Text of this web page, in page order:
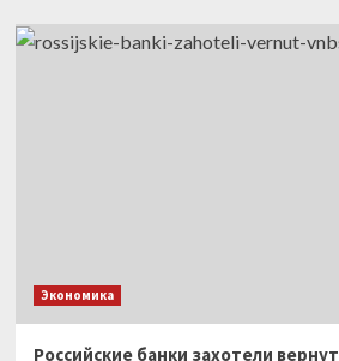
Экономика
Российские банки захотели